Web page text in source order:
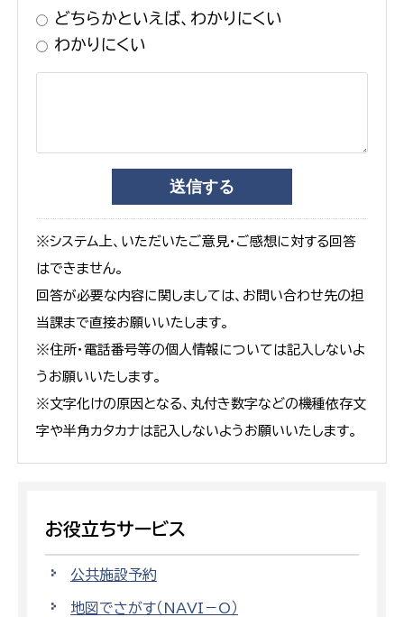
どちらかといえば、わかりにくい
わかりにくい
※システム上、いただいたご意見・ご感想に対する回答
はできません。
回答が必要な内容に関しましては、お問い合わせ先の担
当課まで直接お願いいたします。
※住所・電話番号等の個人情報については記入しないよ
うお願いいたします。
※文字化けの原因となる、丸付き数字などの機種依存文
字や半角カタカナは記入しないようお願いいたします。
お役立ちサービス
公共施設予約
地図でさがす（NAVI－O）